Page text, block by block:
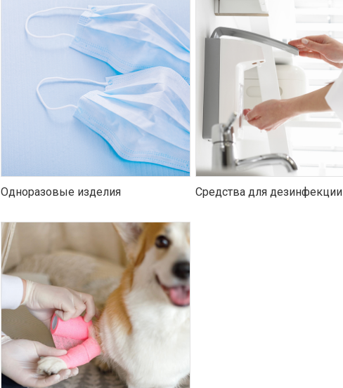
Одноразовые изделия Средства для дезинфекции